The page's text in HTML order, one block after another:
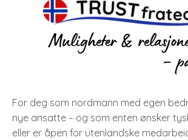
For deg som nordmann med egen
nye ansatte – og som enten ønsker
eller er åpen for utenlandske